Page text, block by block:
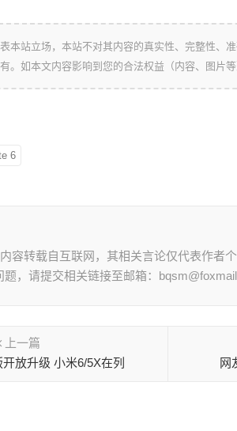
本站立场，本站不对其内容的真实性、完整性、
。如本文内容影响到您的合法权益（内容、图片
6
内容转载自互联网，其相关言论仅代表作者
，请提交相关链接至邮箱：
上一篇
放升级 小米6/5X在列
网